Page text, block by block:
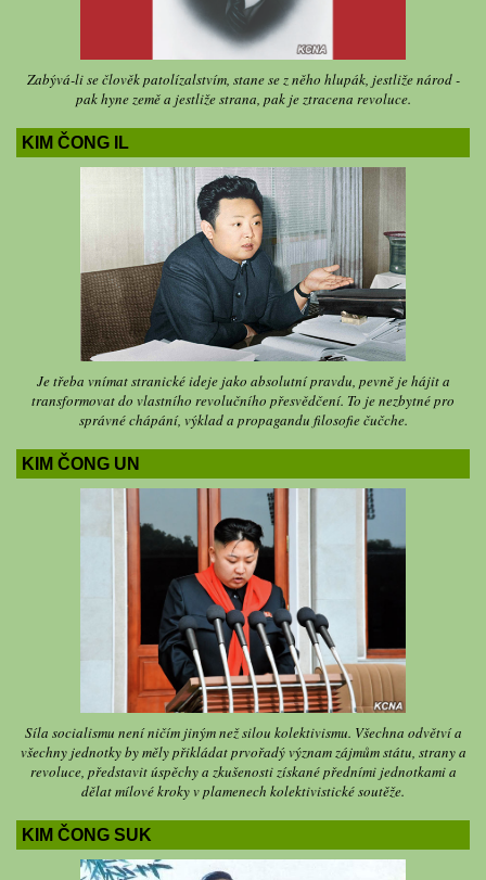
Zabývá-li se člověk patolízalstvím, stane se z něho hlupák, jestliže národ -
pak hyne země a jestliže strana, pak je ztracena revoluce.
KIM ČONG IL
Je třeba vnímat stranické ideje jako absolutní pravdu, pevně je hájit a
transformovat do vlastního revolučního přesvědčení. To je nezbytné pro
správné chápání, výklad a propagandu filosofie čučche.
KIM ČONG UN
Síla socialismu není ničím jiným než silou kolektivismu. Všechna odvětví a
všechny jednotky by měly přikládat prvořadý význam zájmům státu, strany a
revoluce, představit úspěchy a zkušenosti získané předními jednotkami a
dělat mílové kroky v plamenech kolektivistické soutěže.
KIM ČONG SUK